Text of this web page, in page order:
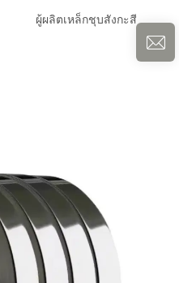
ผู้ผลิตเหล็กชุบสังกะสี